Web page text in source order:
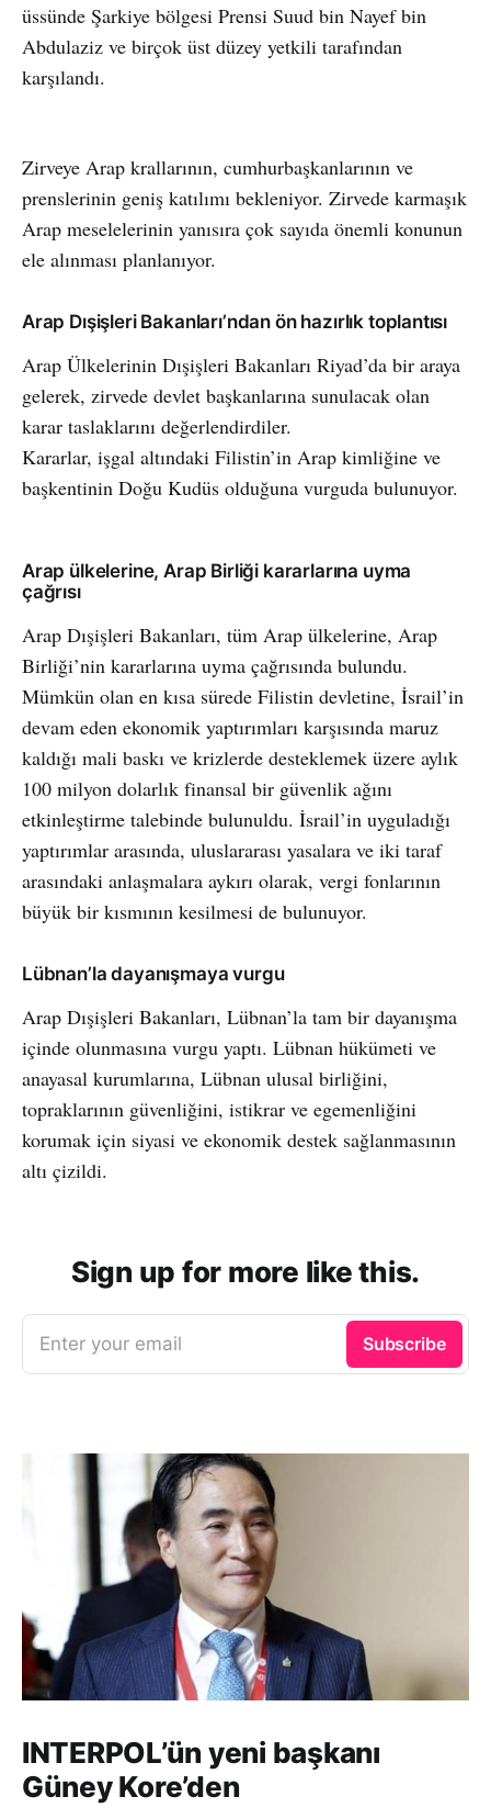
üssünde Şarkiye bölgesi Prensi Suud bin Nayef bin
Abdulaziz ve birçok üst düzey yetkili tarafından
karşılandı.
Zirveye Arap krallarının, cumhurbaşkanlarının ve
prenslerinin geniş katılımı bekleniyor. Zirvede karmaşık
Arap meselelerinin yanısıra çok sayıda önemli konunun
ele alınması planlanıyor.
Arap Dışişleri Bakanları’ndan ön hazırlık toplantısı
Arap Ülkelerinin Dışişleri Bakanları Riyad’da bir araya
gelerek, zirvede devlet başkanlarına sunulacak olan
karar taslaklarını değerlendirdiler.
Kararlar, işgal altındaki Filistin’in Arap kimliğine ve
başkentinin Doğu Kudüs olduğuna vurguda bulunuyor.
Arap ülkelerine, Arap Birliği kararlarına uyma
çağrısı
Arap Dışişleri Bakanları, tüm Arap ülkelerine, Arap
Birliği’nin kararlarına uyma çağrısında bulundu.
Mümkün olan en kısa sürede Filistin devletine, İsrail’in
devam eden ekonomik yaptırımları karşısında maruz
kaldığı mali baskı ve krizlerde desteklemek üzere aylık
100 milyon dolarlık finansal bir güvenlik ağını
etkinleştirme talebinde bulunuldu. İsrail’in uyguladığı
yaptırımlar arasında, uluslararası yasalara ve iki taraf
arasındaki anlaşmalara aykırı olarak, vergi fonlarının
büyük bir kısmının kesilmesi de bulunuyor.
Lübnan’la dayanışmaya vurgu
Arap Dışişleri Bakanları, Lübnan’la tam bir dayanışma
içinde olunmasına vurgu yaptı. Lübnan hükümeti ve
anayasal kurumlarına, Lübnan ulusal birliğini,
topraklarının güvenliğini, istikrar ve egemenliğini
korumak için siyasi ve ekonomik destek sağlanmasının
altı çizildi.
Sign up for more like this.
Enter your email Subscribe
INTERPOL’ün yeni başkanı
Güney Kore’den